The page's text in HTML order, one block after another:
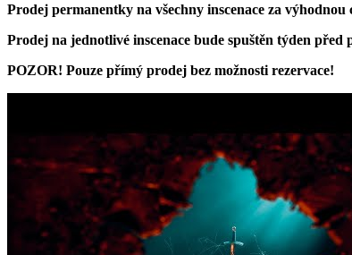
Prodej permanentky na všechny inscenace za výhodnou
Prodej na jednotlivé inscenace bude spuštěn týden
POZOR! Pouze přímý prodej bez možnosti rezervace!